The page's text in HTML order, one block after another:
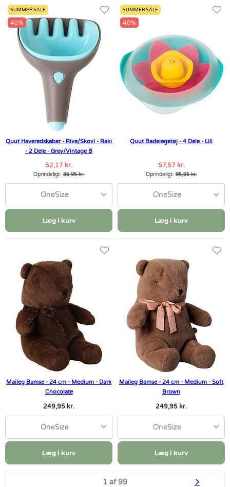
SUMMER SALE
40%
Quut Haveredskaber - Rive/Skovl - Raki
- 2 Dele - Grey/Vintage B
52,17 kr.
Oprindeligt:86,95 kr.
OneSize
Læg i kurv
SUMMER SALE
40%
Quut Badelegetøj - 4 Dele - Lili
57,57 kr.
Oprindeligt:95,95 kr.
OneSize
Læg i kurv
Maileg Bamse - 24 cm - Medium - Dark
Chocolate
249,95 kr.
OneSize
Læg i kurv
Maileg Bamse - 24 cm - Medium - Soft
Brown
249,95 kr.
OneSize
Læg i kurv
1 af 99